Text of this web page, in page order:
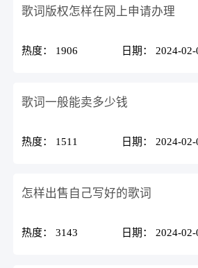
歌词版权怎样在网上申请办理
热度： 1906 日期： 2024-02-
歌词一般能卖多少钱
热度： 1511 日期： 2024-02-
怎样出售自己写好的歌词
热度： 3143 日期： 2024-02-